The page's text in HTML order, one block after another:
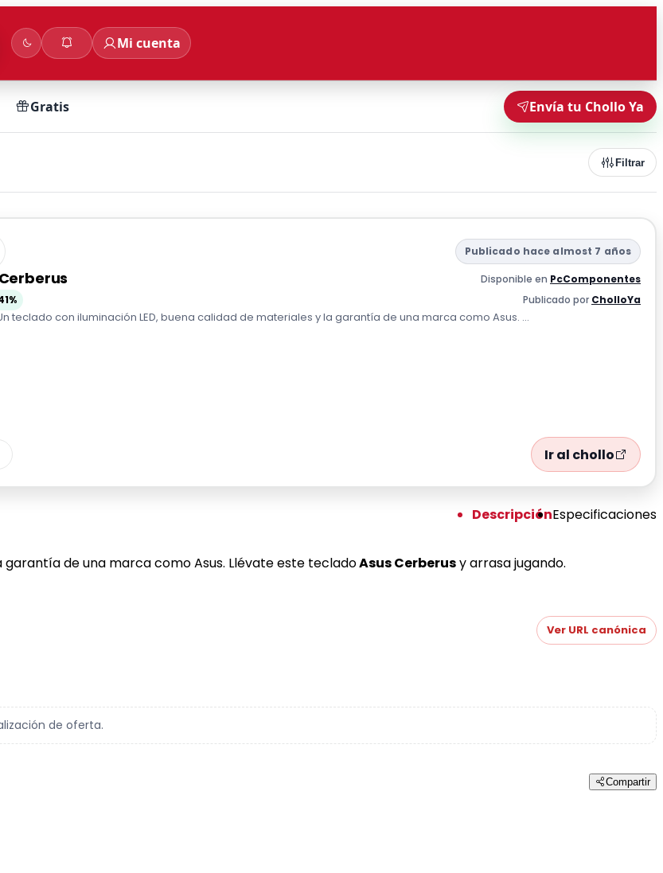
Mi cuenta
Gratis Envía tu Chollo Ya
Filtrar
Publicado hace almost 7 años
Disponible en PcComponentes
Publicado por CholloYa
teclado con iluminación LED, buena calidad de materiales y la garantía de una marca como Asus. ...
Ir al chollo
DescripciónEspecificaciones
de una marca como Asus. Llévate este tecladoAsus Cerberusy arrasa jugando.
Ver URL canónica
de oferta.
Compartir